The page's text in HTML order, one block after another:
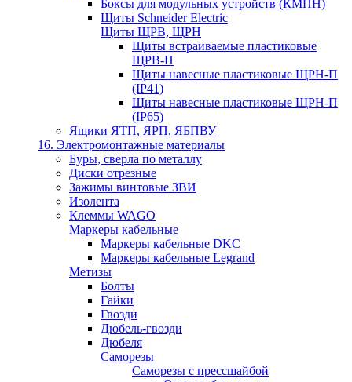
Боксы для модульных устройств (КМПН)
Щиты Schneider Electric
Щиты ЩРВ, ЩРН
Щиты встраиваемые пластиковые
ЩРВ-П
Щиты навесные пластиковые ЩРН-П
(IP41)
Щиты навесные пластиковые ЩРН-П
(IP65)
Ящики ЯТП, ЯРП, ЯБПВУ
16. Электромонтажные материалы
Буры, сверла по металлу
Диски отрезные
Зажимы винтовые ЗВИ
Изолента
Клеммы WAGO
Маркеры кабельные
Маркеры кабельные DKC
Маркеры кабельные Legrand
Метизы
Болты
Гайки
Гвозди
Дюбель-гвозди
Дюбеля
Саморезы
Саморезы с прессшайбой